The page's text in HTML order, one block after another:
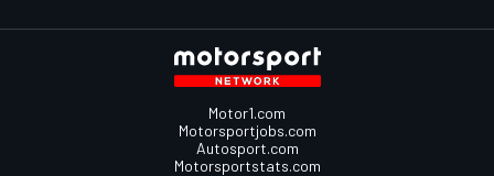
Motor1.com
Motorsportjobs.com
Autosport.com
Motorsportstats.com